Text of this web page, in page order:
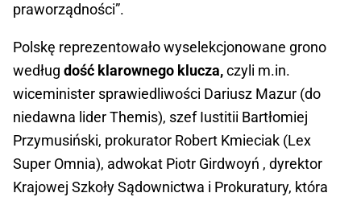
praworządności”.
Polskę reprezentowało wyselekcjonowane grono
według dość klarownego klucza,czyli m.in.
wiceminister sprawiedliwości Dariusz Mazur (do
niedawna lider Themis), szef Iustitii Bartłomiej
Przymusiński, prokurator Robert Kmieciak (Lex
Super Omnia), adwokat Piotr Girdwoyń , dyrektor
Krajowej Szkoły Sądownictwa i Prokuratury, która